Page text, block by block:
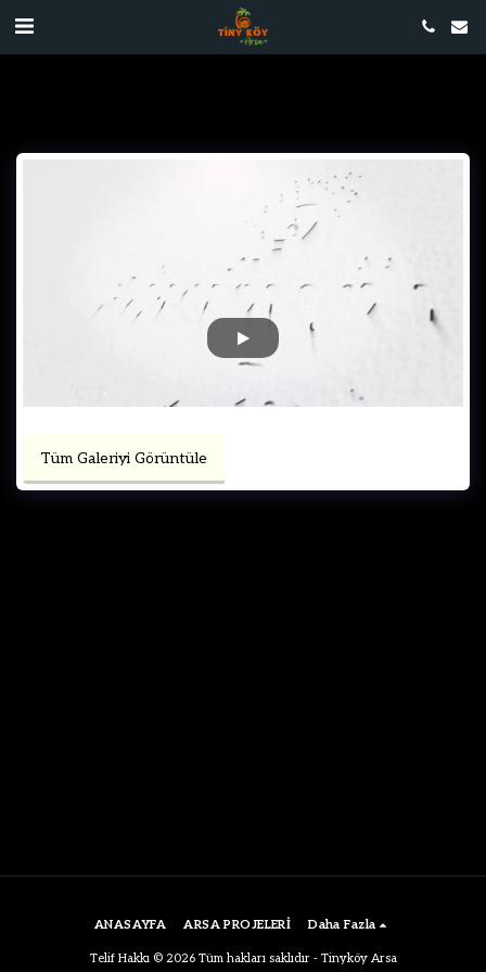
Tüm Galeriyi Görüntüle
ANASAYFA ARSA PROJELERİ Daha Fazla
Telif Hakkı © 2026 Tüm hakları saklıdır - Tinyköy Arsa